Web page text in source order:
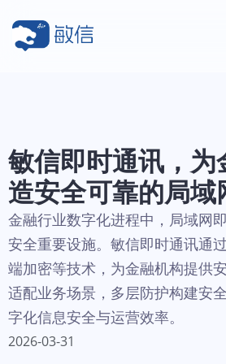
敏信即时通讯，为
造安全可靠的局域
金融行业数字化进程中，局域网
安全重要设施。敏信即时通讯通
端加密等技术，为金融机构提供
适配业务场景，多层防护构建安
字化信息安全与运营效率。
2026-03-31